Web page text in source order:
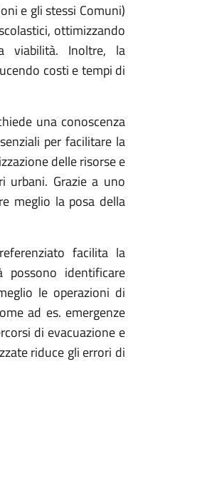
e gli stessi Comuni)
, ottimizzando
viabilità. Inoltre, la
costi e tempi di
una conoscenza
per facilitare la
delle risorse e
urbani. Grazie a uno
meglio la posa della
facilita la
identificare
le operazioni di
ad es. emergenze
di evacuazione e
riduce gli errori di